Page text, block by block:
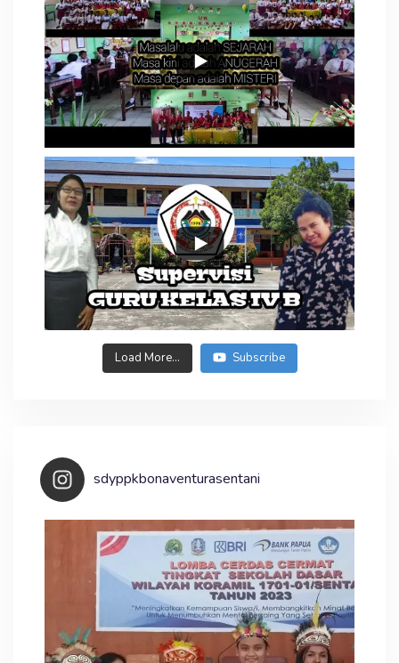
Load More... Subscribe
sdyppkbonaventurasentani